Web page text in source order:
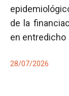
de la
en entredicho
28/07/2026